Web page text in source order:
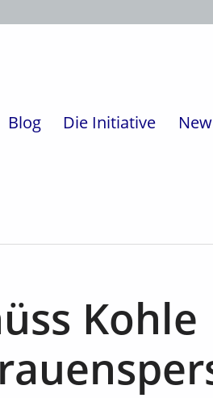
Blog Die Initiative
Kohle